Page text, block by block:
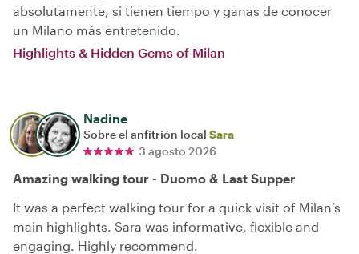
absolutamente, si tienen tiempo y ganas de conocer
un Milano más entretenido.
Highlights & Hidden Gems of Milan
Nadine
Sobre el anfitrión local Sara
3 agosto 2026
Amazing walking tour - Duomo & Last Supper
It was a perfect walking tour for a quick visit of Milan’s
main highlights. Sara was informative, flexible and
engaging. Highly recommend.